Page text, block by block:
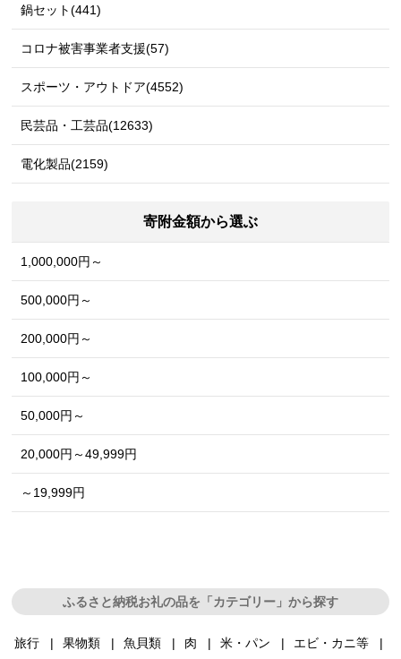
鍋セット(441)
コロナ被害事業者支援(57)
スポーツ・アウトドア(4552)
民芸品・工芸品(12633)
電化製品(2159)
寄附金額から選ぶ
1,000,000円～
500,000円～
200,000円～
100,000円～
50,000円～
20,000円～49,999円
～19,999円
ふるさと納税お礼の品を「カテゴリー」から探す
旅行 果物類 魚貝類 肉 米・パン
エビ・カニ等